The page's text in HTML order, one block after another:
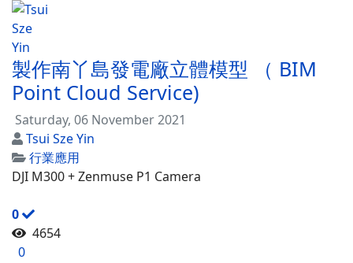
製作南丫島發電廠立體模型 （ BIM
Point Cloud Service)
Saturday, 06 November 2021
Tsui Sze Yin
行業應用
DJI M300 + Zenmuse P1 Camera
0
4654
0